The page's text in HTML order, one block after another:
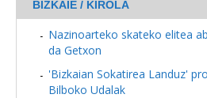
BIZKAIE / KIROLA
Nazinoarteko skateko elitea
da Getxon
'Bizkaian Sokatirea Landuz'
Bilboko Udalak